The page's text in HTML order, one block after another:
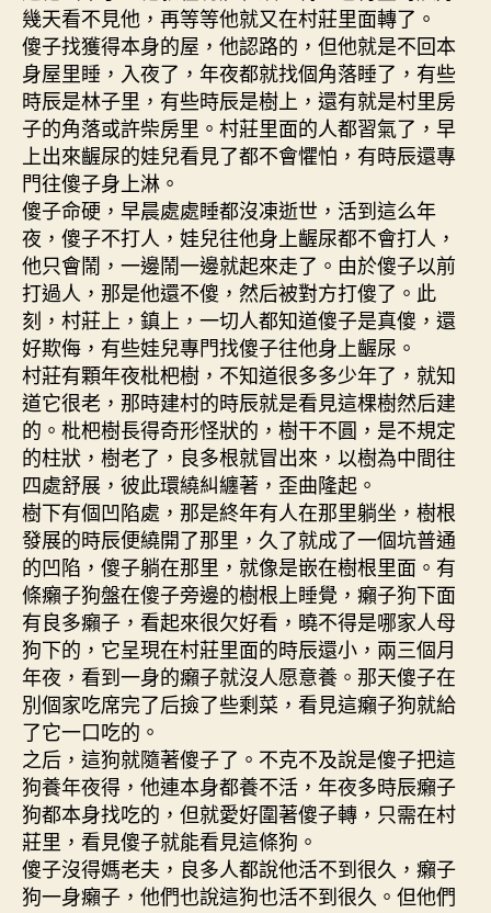
幾天看不見他，再等等他就又在村莊里面轉了。
傻子找獲得本身的屋，他認路的，但他就是不回本
身屋里睡，入夜了，年夜都就找個角落睡了，有些
時辰是林子里，有些時辰是樹上，還有就是村里房
子的角落或許柴房里。村莊里面的人都習氣了，早
上出來齷尿的娃兒看見了都不會懼怕，有時辰還專
門往傻子身上淋。
傻子命硬，早晨處處睡都沒凍逝世，活到這么年
夜，傻子不打人，娃兒往他身上齷尿都不會打人，
他只會鬧，一邊鬧一邊就起來走了。由於傻子以前
打過人，那是他還不傻，然后被對方打傻了。此
刻，村莊上，鎮上，一切人都知道傻子是真傻，還
好欺侮，有些娃兒專門找傻子往他身上齷尿。
村莊有顆年夜枇杷樹，不知道很多多少年了，就知
道它很老，那時建村的時辰就是看見這棵樹然后建
的。枇杷樹長得奇形怪狀的，樹干不圓，是不規定
的柱狀，樹老了，良多根就冒出來，以樹為中間往
四處舒展，彼此環繞糾纏著，歪曲隆起。
樹下有個凹陷處，那是終年有人在那里躺坐，樹根
發展的時辰便繞開了那里，久了就成了一個坑普通
的凹陷，傻子躺在那里，就像是嵌在樹根里面。有
條癩子狗盤在傻子旁邊的樹根上睡覺，癩子狗下面
有良多癩子，看起來很欠好看，曉不得是哪家人母
狗下的，它呈現在村莊里面的時辰還小，兩三個月
年夜，看到一身的癩子就沒人愿意養。那天傻子在
別個家吃席完了后撿了些剩菜，看見這癩子狗就給
了它一口吃的。
之后，這狗就隨著傻子了。不克不及說是傻子把這
狗養年夜得，他連本身都養不活，年夜多時辰癩子
狗都本身找吃的，但就愛好圍著傻子轉，只需在村
莊里，看見傻子就能看見這條狗。
傻子沒得媽老夫，良多人都說他活不到很久，癩子
狗一身癩子，他們也說這狗也活不到很久。但他們